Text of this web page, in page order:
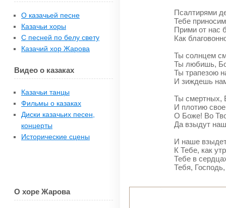
О казачьей песне
Казачьи хоры
С песней по белу свету
Казачий хор Жарова
Видео о казаках
Казачьи танцы
Фильмы о казаках
Диски казачьих песен,
концерты
Исторические сцены
О хоре Жарова
Псалтирями
Тебе
Прими от нас
Как
Ты солнцем
Ты любишь,
Ты трапезою
И зиждешь
Ты смертных,
И плотию
О Боже! Во
Да взыдут
И наше
К Тебе, как
Тебе в
Тебя,